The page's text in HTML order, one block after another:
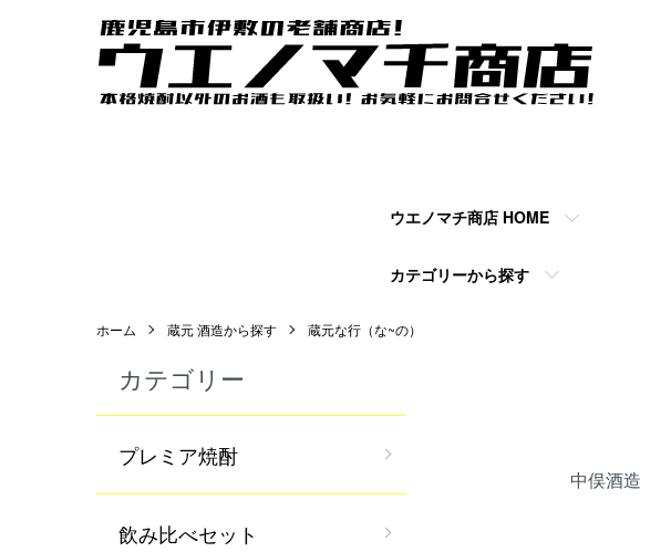
ウエノマチ商店 HOME
カテゴリーから探す
ホーム 蔵元 酒造から探す 蔵元な行（な~の）
中俣酒造
カテゴリー
プレミア焼酎
飲み比べセット